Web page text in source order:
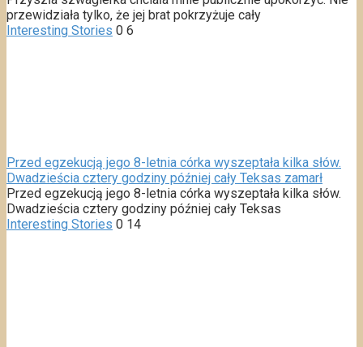
przewidziała tylko, że jej brat pokrzyżuje cały
Interesting Stories 0 6
Przed egzekucją jego 8-letnia córka wyszeptała kilka słów.
Dwadzieścia cztery godziny później cały Teksas zamarł
Przed egzekucją jego 8-letnia córka wyszeptała kilka słów.
Dwadzieścia cztery godziny później cały Teksas
Interesting Stories 0 14